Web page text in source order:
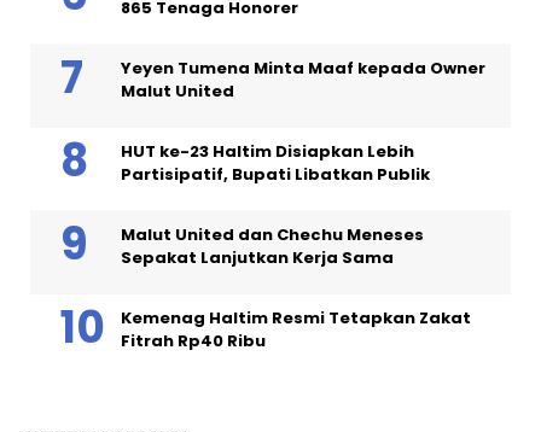
865 Tenaga Honorer
Yeyen Tumena Minta Maaf kepada Owner
Malut United
HUT ke-23 Haltim Disiapkan Lebih
Partisipatif, Bupati Libatkan Publik
Malut United dan Chechu Meneses
Sepakat Lanjutkan Kerja Sama
Kemenag Haltim Resmi Tetapkan Zakat
Fitrah Rp40 Ribu